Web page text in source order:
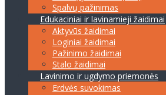
Spalvų pažinimas
Edukaciniai ir lavinamieji žaidimai
Aktyvūs žaidimai
Loginiai žaidimai
Pažinimo žaidimai
Stalo žaidimai
Lavinimo ir ugdymo priemonės
Erdvės suvokimas